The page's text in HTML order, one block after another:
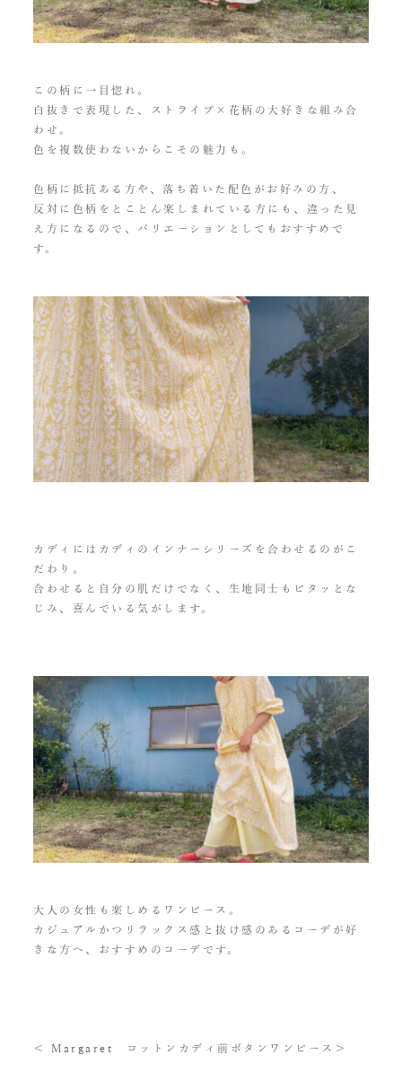
この柄に一目惚れ。
白抜きで表現した、ストライプ×花柄の大好きな組み合
わせ。
色を複数使わないからこその魅力も。
色柄に抵抗ある方や、落ち着いた配色がお好みの方、
反対に色柄をとことん楽しまれている方にも、違った見
え方になるので、バリエーションとしてもおすすめで
す。
カディにはカディのインナーシリーズを合わせるのがこ
だわり。
合わせると自分の肌だけでなく、生地同士もピタッとな
じみ、喜んでいる気がします。
大人の女性も楽しめるワンピース。
カジュアルかつリラックス感と抜け感のあるコーデが好
きな方へ、おすすめのコーデです。
＜ Margaret コットンカディ前ボタンワンピース＞